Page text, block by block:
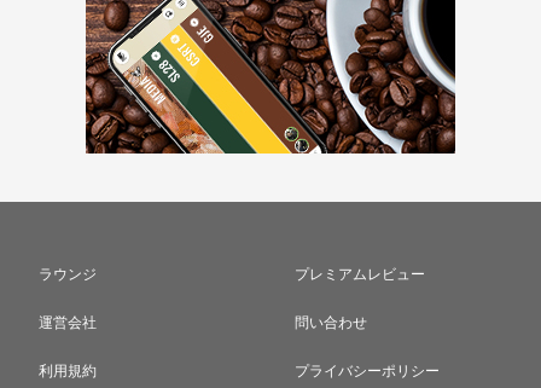
ラウンジ プレミアムレビュー
運営会社 問い合わせ
利用規約 プライバシーポリシー